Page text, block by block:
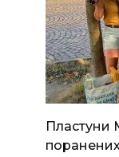
Пластуни